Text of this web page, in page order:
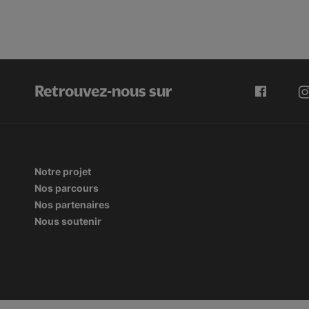
Retrouvez-nous sur
Notre projet
Nos parcours
Nos partenaires
Nous soutenir